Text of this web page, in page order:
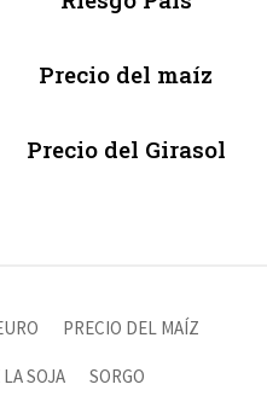
Precio del maíz
Precio del Girasol
PRECIO DEL MAÍZ
SOJA SORGO